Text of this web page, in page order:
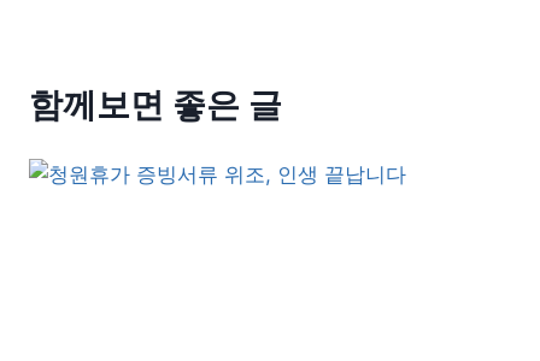
함께보면 좋은 글